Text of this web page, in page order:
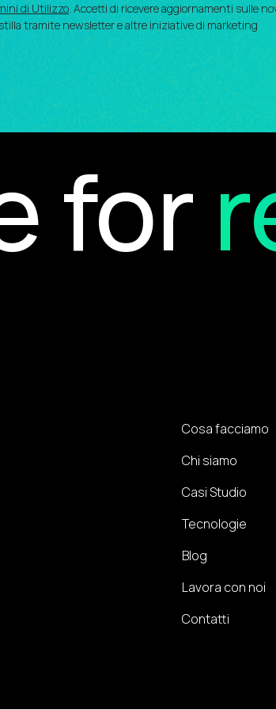
di Utilizzo. Accetti di ricevere aggiornamenti sulle
tramite newsletter e altre iniziative di marketing
Cosa facciamo
Chi siamo
Casi Studio
Tecnologie
Blog
Lavora con noi
Contatti